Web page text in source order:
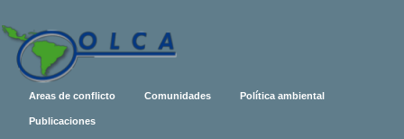
Areas de conflicto Comunidades Política ambiental
Publicaciones